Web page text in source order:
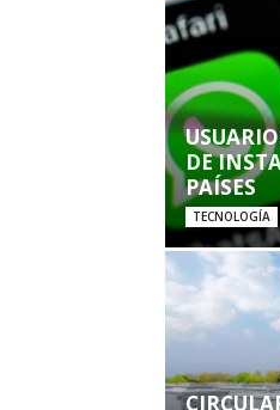
DE
PAÍSES
TECNOLOGÍA